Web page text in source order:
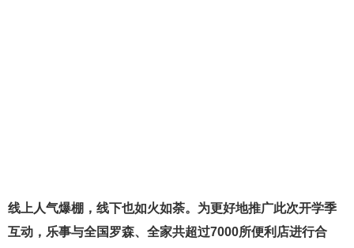
线上人气爆棚，线下也如火如荼。为更好地推广此次开学季
互动，乐事与全国罗森、全家共超过7000所便利店进行合